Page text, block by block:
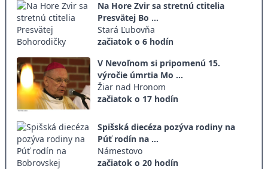
Na Hore Zvir sa stretnú ctitelia
Presvätej Bo ...
Stará Ľubovňa
začiatok o 6 hodín
V Nevoľnom si pripomenú 15.
výročie úmrtia Mo ...
Žiar nad Hronom
začiatok o 17 hodín
Spišská diecéza pozýva rodiny na
Púť rodín na ...
Námestovo
začiatok o 20 hodín